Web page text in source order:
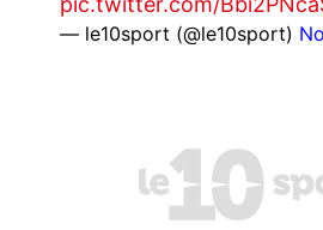
— le10sport (@le10sport)